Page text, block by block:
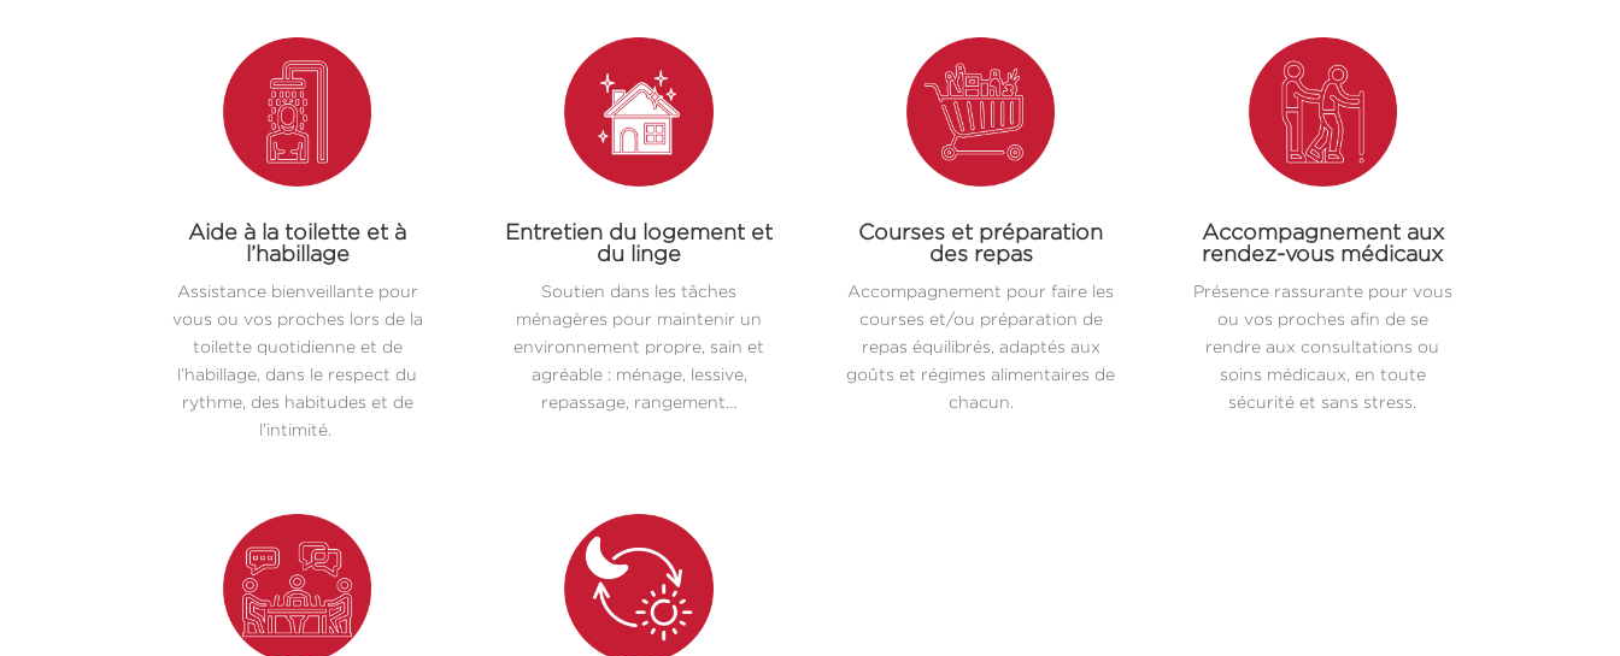
Aide à la toilette et à
l’habillage
Assistance bienveillante pour
vous ou vos proches lors de la
toilette quotidienne et de
l’habillage, dans le respect du
rythme, des habitudes et de
l’intimité.
Entretien du logement et
du linge
Soutien dans les tâches
ménagères pour maintenir un
environnement propre, sain et
agréable : ménage, lessive,
repassage, rangement…
Courses et préparation
des repas
Accompagnement pour faire les
courses et/ou préparation de
repas équilibrés, adaptés aux
goûts et régimes alimentaires de
chacun.
Accompagnement aux
rendez-vous médicaux
Présence rassurante pour vous
ou vos proches afin de se
rendre aux consultations ou
soins médicaux, en toute
sécurité et sans stress.